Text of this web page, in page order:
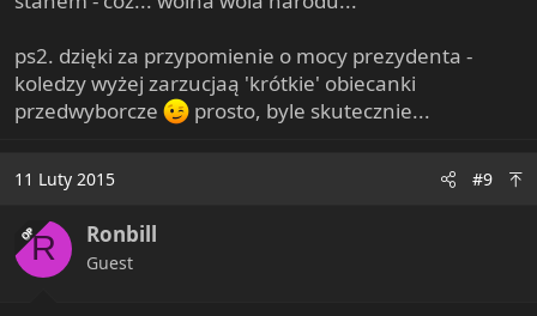
ps2. dzięki za przypomienie o mocy prezydenta -
koledzy wyżej zarzucjaą 'krótkie' obiecanki
przedwyborcze
prosto, byle skutecznie...
11 Luty 2015 #9
OPR Ronbill
Guest